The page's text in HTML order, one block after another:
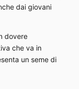
dai giovani
dovere
che va in
un seme di